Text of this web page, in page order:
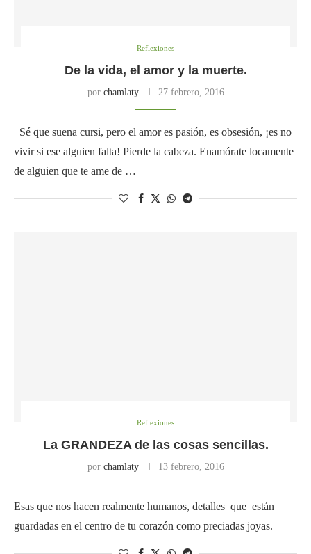
Reflexiones
De la vida, el amor y la muerte.
por chamlaty 27 febrero, 2016
Sé que suena cursi, pero el amor es pasión, es obsesión, ¡es no
vivir si ese alguien falta! Pierde la cabeza. Enamórate locamente
de alguien que te ame de …
Reflexiones
La GRANDEZA de las cosas sencillas.
por chamlaty 13 febrero, 2016
Esas que nos hacen realmente humanos, detalles que están
guardadas en el centro de tu corazón como preciadas joyas.